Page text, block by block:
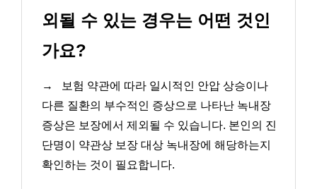
외될 수 있는 경우는 어떤 것인
가요?
→
보험 약관에 따라 일시적인 안압 상승이나
다른 질환의 부수적인 증상으로 나타난 녹내장
증상은 보장에서 제외될 수 있습니다. 본인의 진
단명이 약관상 보장 대상 녹내장에 해당하는지
확인하는 것이 필요합니다.